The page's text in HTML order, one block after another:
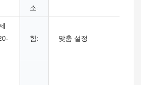
소:
힘: 맞춤 설정